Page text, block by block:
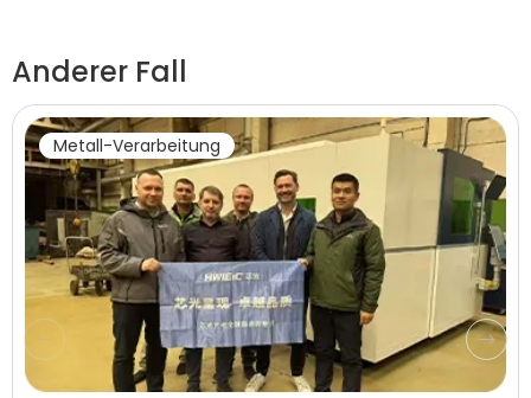
Anderer Fall
Metall-Verarbeitung